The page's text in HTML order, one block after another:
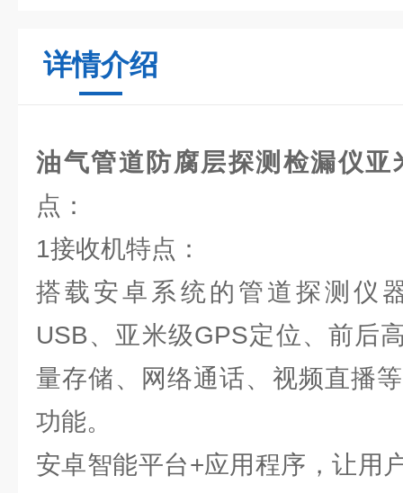
详情介绍
油气管道防腐层探测检漏仪亚
点：
1接收机特点：
搭载安卓系统的管道探测仪
USB、亚米级GPS定位、前后
量存储、网络通话、视频直播
功能。
安卓智能平台+应用程序，让用